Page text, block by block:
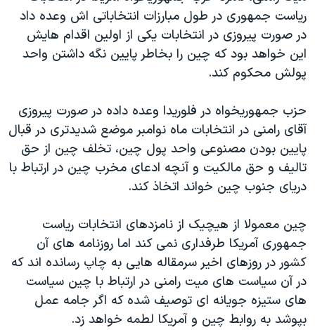
فرهنگ و زندگی
حقوق شهروندی
اقتصادی
اسرائیل در جنگ
گالری عکس
آرشیو پخش زنده
مستندها
انتخابات ریاست جمهوری آمریکا ۲۰۲۴
حمله جمهوری اسلامی به اسرائیل
ورزش زنان در ایران
اعتراضات زن، زندگی، آزادی
مجموعه مستندهای دادخواهی
تریبونال مردمی آبان ۹۸
چهل سال گروگان‌گیری
قانون شفافیت دارائی کادر رهبری ایران
اعتراضات مردمی آبان ۹۸
اسرائیل در جنگ
دنبال کنید
زبانهای مختلف
ریاست جمهوری در طول مبارزات انتخاباتی اش وعده داد
در صورت پیروزی در انتخابات یکی از اولین اقدام هایش
این خواهد بود که چین را بخاطر پایین نگه داشتن واحد
پولش محکوم کند.
حزب جمهوریخواه در فلوریدا وعده داده در صورت پیروزی
آقای رامنی در انتخابات ماه نوامبر موضع شدیدتری در قبال
پایین بودن مصنوعی واحد پول چین، تخلف چین از حق
تالیف و حق مالکیت و آنچه ادعای مخرب چین در ارتباط با
دریای جنوب چین خواند اتخاذ کند.
چین معمولا از هیچیک از نامزدهای انتخابات ریاست
جمهوری آمریکا طرفداری نمی کند اما روزنامه های آن
کشور در روزهای اخیر سرمقاله هایی به چاپ رسانده اند که
در آن سیاست های میت رامنی در ارتباط با چین سیاست
های ستیزه جویانه ای توصیف شده که اگر جامه عمل
بپوشد به روابط چین و آمریکا لطمه خواهد زد.